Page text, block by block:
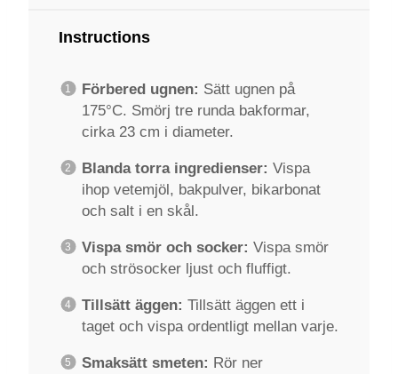
Instructions
Förbered ugnen: Sätt ugnen på
175°C. Smörj tre runda bakformar,
cirka 23 cm i diameter.
Blanda torra ingredienser: Vispa
ihop vetemjöl, bakpulver, bikarbonat
och salt i en skål.
Vispa smör och socker: Vispa smör
och strösocker ljust och fluffigt.
Tillsätt äggen: Tillsätt äggen ett i
taget och vispa ordentligt mellan varje.
Smaksätt smeten: Rör ner